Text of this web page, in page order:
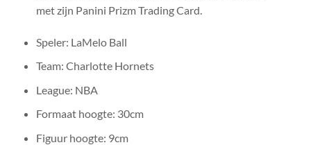
met zijn Panini Prizm Trading Card.
Speler: LaMelo Ball
Team: Charlotte Hornets
League: NBA
Formaat hoogte: 30cm
Figuur hoogte: 9cm